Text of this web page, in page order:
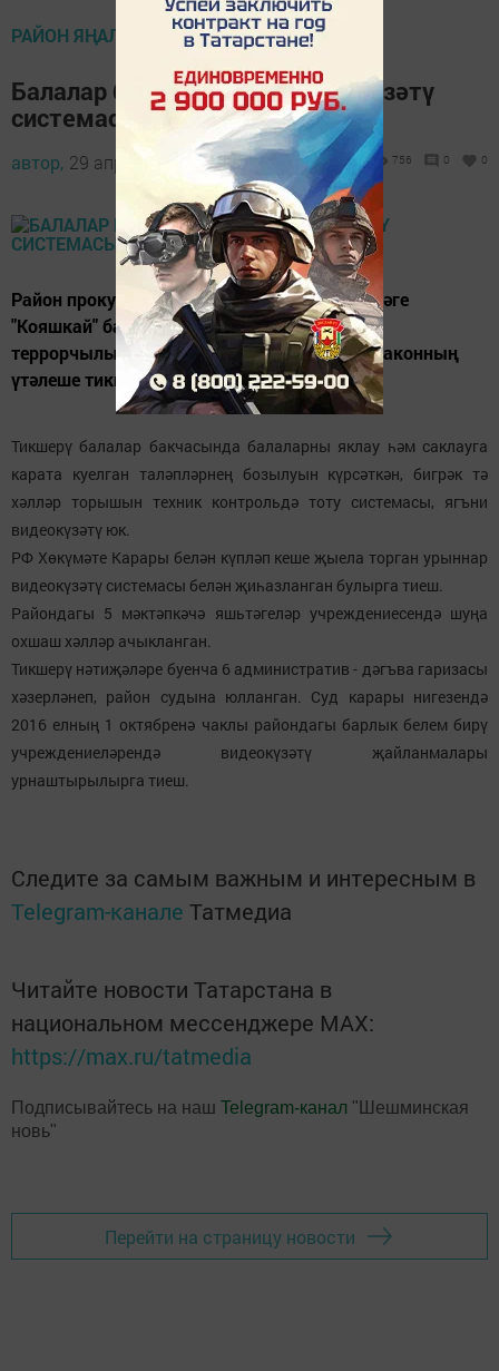
РАЙОН ЯҢАЛЫКЛАРЫ
Балалар бакчаларында видеокүзәтү
системасы юк
автор, 29 апрель 2016 - 11:19 756 0 0
Район прокуратурасы тарафыннан Акбүредәге
"Кояшкай" балалар бакчасы эшчәнлегендә
террорчылыкка каршы көрәш турындагы законның
үтәлеше тикшерелде.
Тикшерү балалар бакчасында балаларны яклау һәм саклауга
карата куелган таләпләрнең бозылуын күрсәткән, бигрәк тә
хәлләр торышын техник контрольдә тоту системасы, ягъни
видеокүзәтү юк.
РФ Хөкүмәте Карары белән күпләп кеше җыела торган урыннар
видеокүзәтү системасы белән җиһазланган булырга тиеш.
Райондагы 5 мәктәпкәчә яшьтәгеләр учреждениесендә шуңа
охшаш хәлләр ачыкланган.
Тикшерү нәтиҗәләре буенча 6 административ - дәгъва гаризасы
хәзерләнеп, район судына юлланган. Суд карары нигезендә
2016 елның 1 октябренә чаклы райондагы барлык белем бирү
учреждениеләрендә видеокүзәтү җайланмалары
урнаштырылырга тиеш.
Следите за самым важным и интересным в
Telegram-канале Татмедиа
Читайте новости Татарстана в
национальном мессенджере MАХ:
https://max.ru/tatmedia
Подписывайтесь на наш Telegram-канал "Шешминская
новь"
Перейти на страницу новости